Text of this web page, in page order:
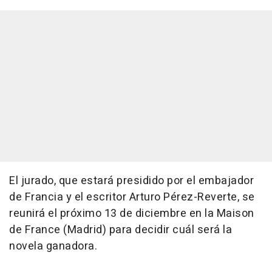
El jurado, que estará presidido por el embajador
de Francia y el escritor Arturo Pérez-Reverte, se
reunirá el próximo 13 de diciembre en la Maison
de France (Madrid) para decidir cuál será la
novela ganadora.